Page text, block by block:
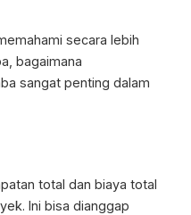
secara lebih
bagaimana
sangat penting dalam
total dan biaya total
Ini bisa dianggap